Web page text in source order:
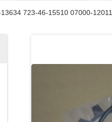
723-46-15510 07000-